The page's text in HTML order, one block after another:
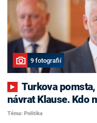
9 fotografií
Turkova pomsta, nekonfliktní Havlíček i
návrat Klause. Kdo
Téma: Politika